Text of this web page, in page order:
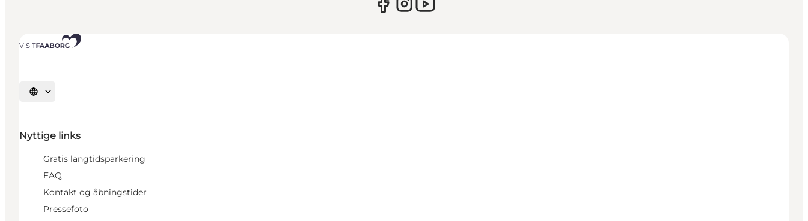
Vælg sprog
Nyttige links
Gratis langtidsparkering
FAQ
Kontakt og åbningstider
Pressefoto